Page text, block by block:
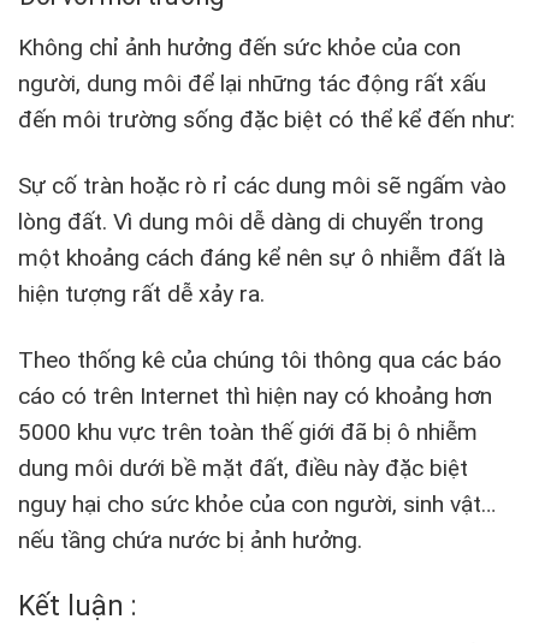
Không chỉ ảnh hưởng đến sức khỏe của con
người, dung môi để lại những tác động rất xấu
đến môi trường sống đặc biệt có thể kể đến như:
Sự cố tràn hoặc rò rỉ các dung môi sẽ ngấm vào
lòng đất. Vì dung môi dễ dàng di chuyển trong
một khoảng cách đáng kể nên sự ô nhiễm đất là
hiện tượng rất dễ xảy ra.
Theo thống kê của chúng tôi thông qua các báo
cáo có trên Internet thì hiện nay có khoảng hơn
5000 khu vực trên toàn thế giới đã bị ô nhiễm
dung môi dưới bề mặt đất, điều này đặc biệt
nguy hại cho sức khỏe của con người, sinh vật…
nếu tầng chứa nước bị ảnh hưởng.
Kết luận :